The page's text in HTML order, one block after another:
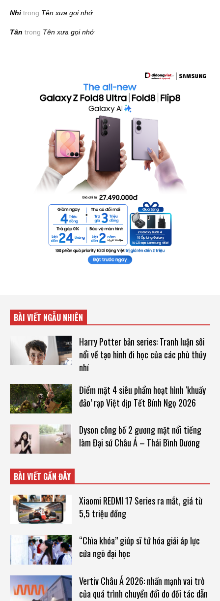
Nhi trong Tên xưa gọi nhớ
Tân trong Tên xưa gọi nhớ
BÀI VIẾT NGẪU NHIÊN
Harry Potter bản series: Tranh luận sôi
nổi về tạo hình đi học của các phù thủy
nhí
Điểm mặt 4 siêu phẩm hoạt hình ‘khuấy
đảo’ rạp Việt dịp Tết Bính Ngọ 2026
Dyson công bố 2 gương mặt nổi tiếng
làm Đại sứ Châu Á – Thái Bình Dương
BÀI VIẾT GẦN ĐÂY
Xiaomi REDMI 17 Series ra mắt, giá từ
5,5 triệu đồng
“Chìa khóa” giúp sĩ tử hóa giải áp lực
cửa ngõ đại học
Vertiv Châu Á 2026: nhấn mạnh vai trò
của quá trình chuyển đổi do đối tác dẫn